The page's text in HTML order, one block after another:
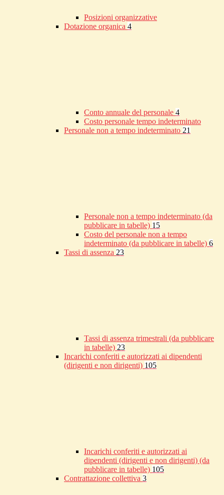
Posizioni organizzative
Dotazione organica 4
Conto annuale del personale 4
Costo personale tempo indeterminato
Personale non a tempo indeterminato 21
Personale non a tempo indeterminato (da
pubblicare in tabelle) 15
Costo del personale non a tempo
indeterminato (da pubblicare in tabelle) 6
Tassi di assenza 23
Tassi di assenza trimestrali (da pubblicare
in tabelle) 23
Incarichi conferiti e autorizzati ai dipendenti
(dirigenti e non dirigenti) 105
Incarichi conferiti e autorizzati ai
dipendenti (dirigenti e non dirigenti) (da
pubblicare in tabelle) 105
Contrattazione collettiva 3